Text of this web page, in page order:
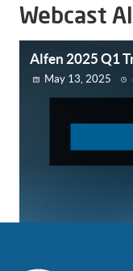
Webcast